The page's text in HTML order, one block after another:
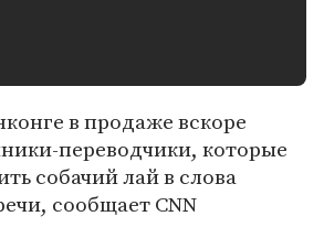
в продаже вскоре
переводчики, которые
собачий лай в слова
сообщает СNN